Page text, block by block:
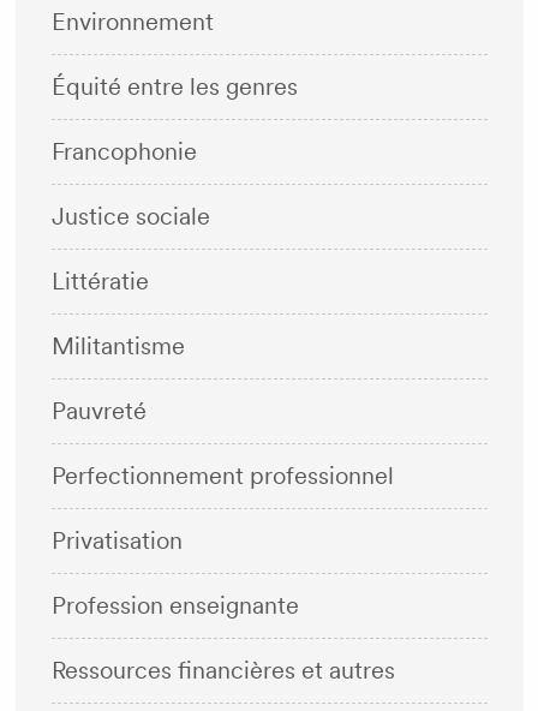
Environnement
Équité entre les genres
Francophonie
Justice sociale
Littératie
Militantisme
Pauvreté
Perfectionnement professionnel
Privatisation
Profession enseignante
Ressources financières et autres